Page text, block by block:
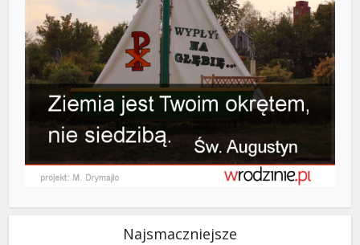
Najsmaczniejsze